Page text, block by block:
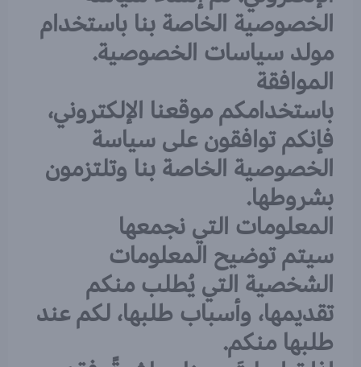
الخصوصية الخاصة بنا باستخدام
مولد سياسات الخصوصية.
الموافقة
باستخدامكم موقعنا الإلكتروني،
فإنكم توافقون على سياسة
الخصوصية الخاصة بنا وتلتزمون
بشروطها.
المعلومات التي نجمعها
سيتم توضيح المعلومات
الشخصية التي يُطلب منكم
تقديمها، وأسباب طلبها، لكم عند
طلبها منكم.